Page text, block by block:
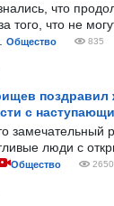
что
того, что не
Общество 835
поздравил
с
замечательный
люди с
Общество 2650